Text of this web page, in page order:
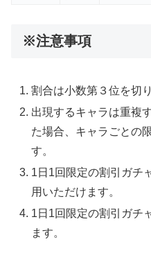
※注意事項
割合は小数第３位を切
出現するキャラは重複
た場合、キャラごとの
す。
1日1回限定の割引ガチ
用いただけます。
1日1回限定の割引ガチ
ます。